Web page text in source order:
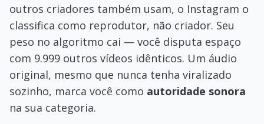
outros criadores também usam, o Instagram o
classifica como reprodutor, não criador. Seu
peso no algoritmo cai — você disputa espaço
com 9.999 outros vídeos idênticos. Um áudio
original, mesmo que nunca tenha viralizado
sozinho, marca você como autoridade sonora
na sua categoria.